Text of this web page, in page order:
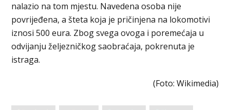
nalazio na tom mjestu. Navedena osoba nije
povrijeđena, a šteta koja je pričinjena na lokomotivi
iznosi 500 eura. Zbog svega ovoga i poremećaja u
odvijanju željezničkog saobraćaja, pokrenuta je
istraga.
(Foto: Wikimedia)